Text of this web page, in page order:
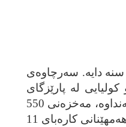
کامیاران – سنه‌ دایه‌. سه‌رچاوه‌ی
له‌ پارێزگای
کرماشان و به‌شێکی دیکه‌ی له‌ قه‌زای کامیارانه‌. له‌ ته‌نیشت ئه‌م به‌نداوه‌، مه‌خزه‌نی 550
ملیۆن مه‌تری سێجای ئاو، تونێلی گواستنه‌وه‌ی ئاو و وێستگه‌ی به‌رهه‌مهێنانی کاره‌بای 11